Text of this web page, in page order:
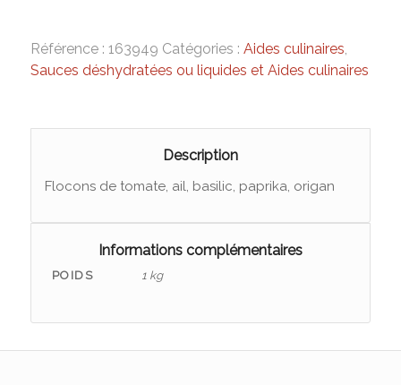
Référence : 163949 Catégories : Aides culinaires
Sauces déshydratées ou liquides et Aides culinaires
Description
Flocons de tomate, ail, basilic, paprika, origan
Informations complémentaires
POIDS 1 kg